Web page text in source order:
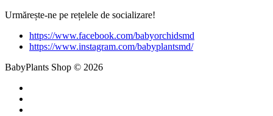
Urmărește-ne pe rețelele de socializare!
https://www.facebook.com/babyorchidsmd
https://www.instagram.com/babyplantsmd/
BabyPlants Shop © 2026